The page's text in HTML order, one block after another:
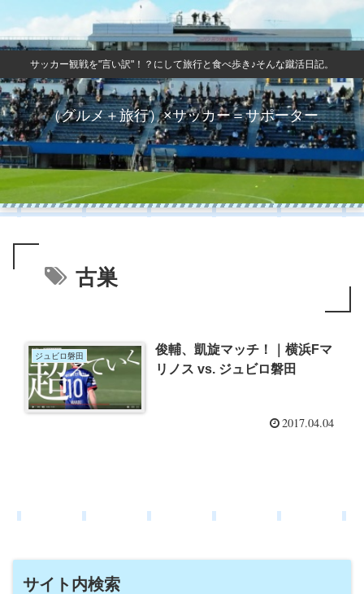
サッカー観戦を"言い訳"！？にして旅行と食べ歩き♪そんな蹴活日記。
（グルメ＋旅行）×サッカー＝サポーター
古巣
ジュビロ磐田
俊輔、凱旋マッチ！｜横浜Fマ
リノス vs. ジュビロ磐田
2017.04.04
サイト内検索